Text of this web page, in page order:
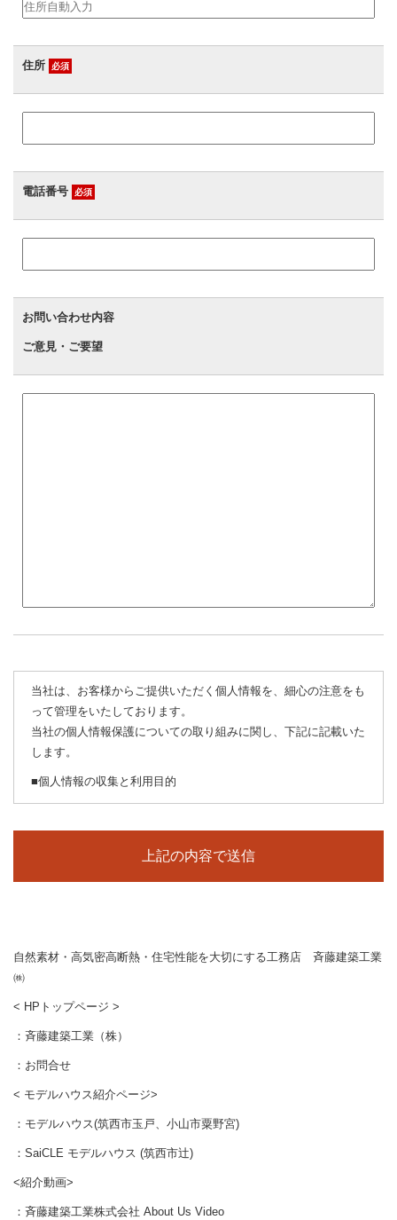
住所 必須
電話番号 必須
お問い合わせ内容
ご意見・ご要望
当社は、お客様からご提供いただく個人情報を、細心の注意をも
って管理をいたしております。
当社の個人情報保護についての取り組みに関し、下記に記載いた
します。
■個人情報の収集と利用目的
用内容をお知らせし、同意をいただいたうえで個人情報の収集を
各種イベント・セミナーなどのご案内のため。
当社は、ご提供いただいた個人情報については、以下のいずれか
に該当する場合を除き、いかなる第三者にも開示・提供いたしま
1）お問い合わせ、またはご要望に対し、適切な回答または対応
をさせていただくためや、契約の責任を果たすため。
3）お客様個人を判別できない状態で開示する場合
4）法令等により開示を要求された場合
5）その他正当な理由のある場合
■個人情報の管理
自然素材・高気密高断熱・住宅性能を大切にする工務店 斉藤建築工業
㈱
< HPトップページ >
： 斉藤建築工業（株）
： お問合せ
< モデルハウス紹介ページ>
： モデルハウス(筑西市玉戸、小山市粟野宮)
： SaiCLE モデルハウス (筑西市辻)
<紹介動画>
： 斉藤建築工業株式会社 About Us Video